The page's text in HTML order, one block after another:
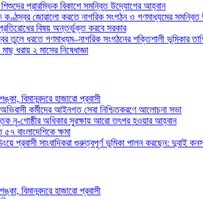
প্রারম্ভিক বিকাশে সমন্বিত উদ্যোগের আহ্বান
কণ্ঠস্বর জোরালো করতে নাগরিক সংগঠন ও গণমাধ্যমের
বিষয় অন্তর্ভুক্ত করবে সরকার
তুলে ধরতে গণমাধ্যম–নাগরিক সংগঠনের শক্তিশালী ভূমিকার
ধরায় ২ মাসের নিষেধাজ্ঞা
বিমানবন্দরে হাজারো প্রবাসী
কর্মীদের আইনগত সেবা নিশ্চিতকরণে আলোচনা সভা
নৃ-গোষ্ঠীর অধিকার সুরক্ষায় আরো তৎপর হওয়ার আহ্বান
বাংলাদেশিকে ক্ষমা
প্রবাসী সাংবাদিকরা গুরুত্বপূর্ণ ভূমিকা পালন করছেন: দুবাই
বিমানবন্দরে হাজারো প্রবাসী